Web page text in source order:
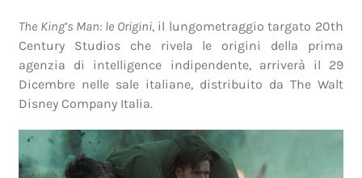
The King’s Man: le Origini, il lungometraggio targato 20th
Century Studios che rivela le origini della prima
agenzia di intelligence indipendente, arriverà il 29
Dicembre nelle sale italiane, distribuito da The Walt
Disney Company Italia.